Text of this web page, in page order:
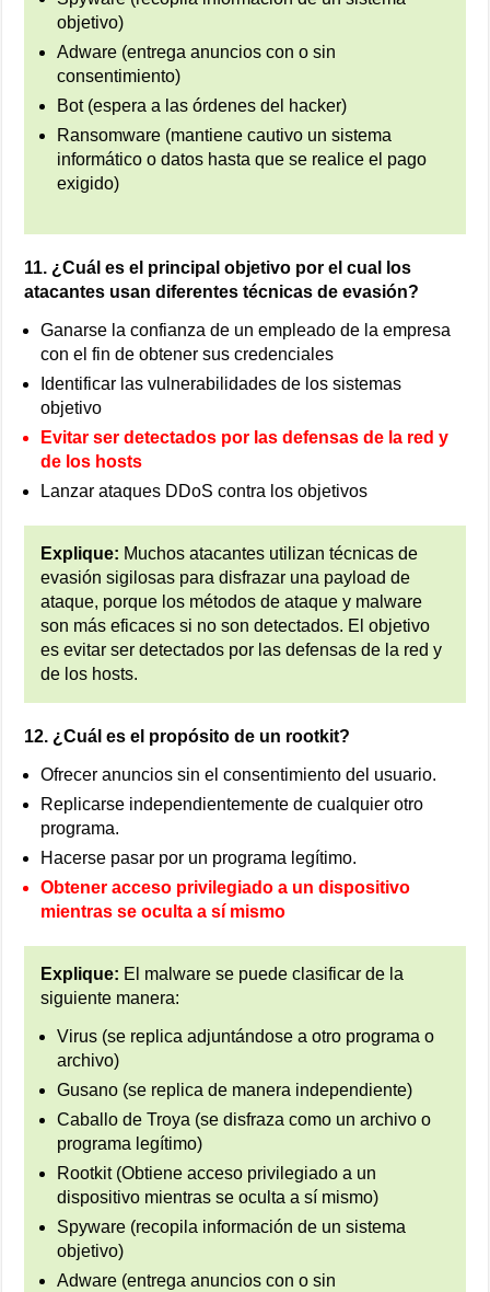
objetivo)
Adware (entrega anuncios con o sin
consentimiento)
Bot (espera a las órdenes del hacker)
Ransomware (mantiene cautivo un sistema
informático o datos hasta que se realice el pago
exigido)
11. ¿Cuál es el principal objetivo por el cual los
atacantes usan diferentes técnicas de evasión?
Ganarse la confianza de un empleado de la empresa
con el fin de obtener sus credenciales
Identificar las vulnerabilidades de los sistemas
objetivo
Evitar ser detectados por las defensas de la red y
de los hosts
Lanzar ataques DDoS contra los objetivos
Explique: Muchos atacantes utilizan técnicas de
evasión sigilosas para disfrazar una payload de
ataque, porque los métodos de ataque y malware
son más eficaces si no son detectados. El objetivo
es evitar ser detectados por las defensas de la red y
de los hosts.
12. ¿Cuál es el propósito de un rootkit?
Ofrecer anuncios sin el consentimiento del usuario.
Replicarse independientemente de cualquier otro
programa.
Hacerse pasar por un programa legítimo.
Obtener acceso privilegiado a un dispositivo
mientras se oculta a sí mismo
Explique: El malware se puede clasificar de la
siguiente manera:
Virus (se replica adjuntándose a otro programa o
archivo)
Gusano (se replica de manera independiente)
Caballo de Troya (se disfraza como un archivo o
programa legítimo)
Rootkit (Obtiene acceso privilegiado a un
dispositivo mientras se oculta a sí mismo)
Spyware (recopila información de un sistema
objetivo)
Adware (entrega anuncios con o sin